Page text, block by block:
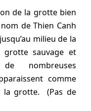
de la grotte bien
de Thien Canh
milieu de la
sauvage et
nombreuses
comme
la grotte. (Pas de